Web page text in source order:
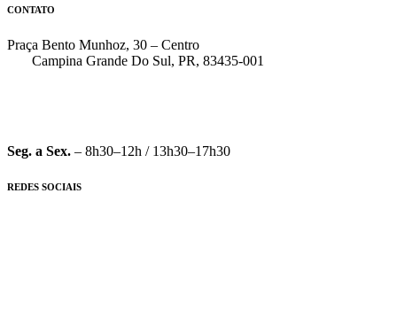
CONTATO
Praça Bento Munhoz, 30 – Centro
Campina Grande Do Sul, PR, 83435-001
Seg. a Sex. – 8h30–12h / 13h30–17h30
REDES SOCIAIS